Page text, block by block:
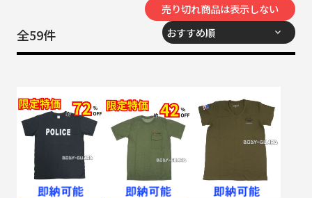
全59件
売り切れ商品は表示しない